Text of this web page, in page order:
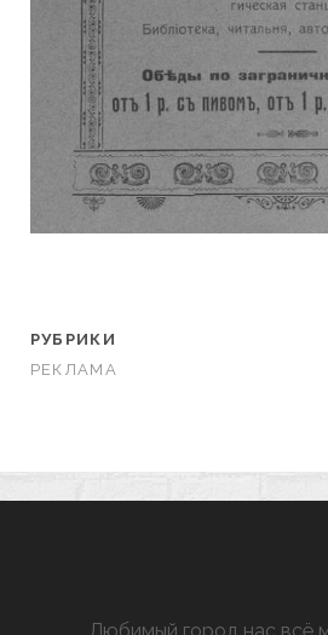
РУБРИКИ
РЕКЛАМА